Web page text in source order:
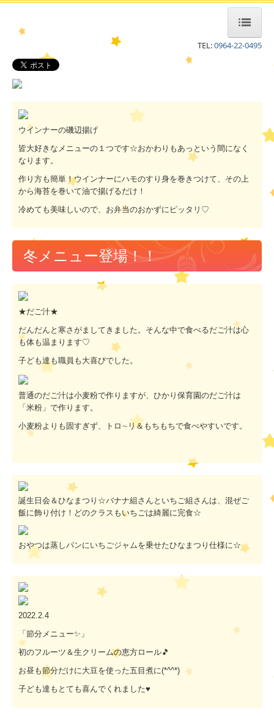
ホーム
キラキラボックス(TOP)
ひかりキッチン
園だより＆行事予定
あきにいちゃんのへや
ひまわりのへや
情報開示
TEL:0964-22-0495
ウインナーの磯辺揚げ
皆大好きなメニューの１つです☆おかわりもあっという間になく
なります。
作り方も簡単！ウインナーにハモのすり身を巻きつけて、その上
から海苔を巻いて油で揚げるだけ！
冷めても美味しいので、お弁当のおかずにピッタリ♡
冬メニュー登場！！
★だご汁★
だんだんと寒さがましてきました。そんな中で食べるだご汁は心
も体も温まります♡
子ども達も職員も大喜びでした。
普通のだご汁は小麦粉で作りますが、ひかり保育園のだご汁は
「米粉」で作ります。
小麦粉よりも固すぎず、トロ∼リ＆もちもちで食べやすいです。
誕生日会＆ひなまつり☆バナナ組さんといちご組さんは、混ぜご
飯に飾り付け！どのクラスもいちごは綺麗に完食☆
おやつは蒸しパンにいちごジャムを乗せたひなまつり仕様に☆
2022.2.4
「節分メニュー✨」
初のフルーツ＆生クリームの恵方ロール🎵
お昼も節分だけに大豆を使った五目煮に(*^^*)
子ども達もとても喜んでくれました♥